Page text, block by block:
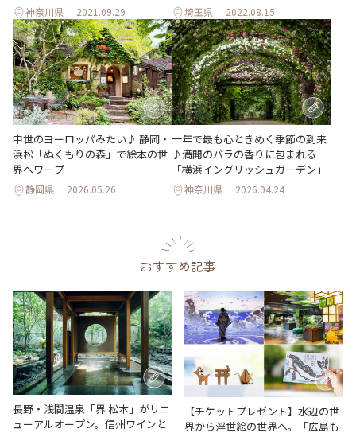
神奈川県 2021.09.29 埼玉県 2022.08.15
中世のヨーロッパみたい♪ 静岡・
浜松「ぬくもりの森」で絵本の世
界へワープ
静岡県 2026.05.26
一年で最も心ときめく季節の到来
♪満開のバラの香りに包まれる
「横浜イングリッシュガーデン」
神奈川県 2026.04.24
おすすめ記事
長野・浅間温泉「界 松本」がリニ
ューアルオープン。信州ワインと
【チケットプレゼント】水辺の世
界から浮世絵の世界へ。「広島も